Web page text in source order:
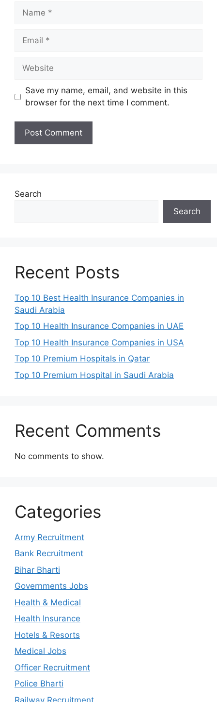
Name
Email
Website
Save my name, email, and website in this
browser for the next time I comment.
Search
Search
Recent Posts
Top 10 Best Health Insurance Companies in
Saudi Arabia
Top 10 Health Insurance Companies in UAE
Top 10 Health Insurance Companies in USA
Top 10 Premium Hospitals in Qatar
Top 10 Premium Hospital in Saudi Arabia
Recent Comments
No comments to show.
Categories
Army Recruitment
Bank Recruitment
Bihar Bharti
Governments Jobs
Health & Medical
Health Insurance
Hotels & Resorts
Medical Jobs
Officer Recruitment
Police Bharti
Railway Recruitment